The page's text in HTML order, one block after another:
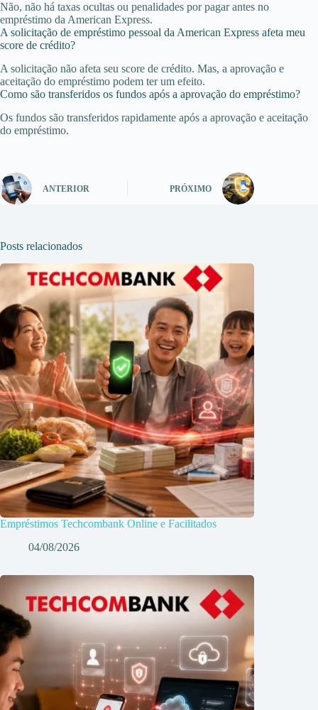
Não, não há taxas ocultas ou penalidades por pagar antes no
empréstimo da American Express.
A solicitação de empréstimo pessoal da American Express afeta meu
score de crédito?
A solicitação não afeta seu score de crédito. Mas, a aprovação e
aceitação do empréstimo podem ter um efeito.
Como são transferidos os fundos após a aprovação do empréstimo?
Os fundos são transferidos rapidamente após a aprovação e aceitação
do empréstimo.
ANTERIOR PRÓXIMO
Posts relacionados
Empréstimos Techcombank Online e Facilitados
04/08/2026